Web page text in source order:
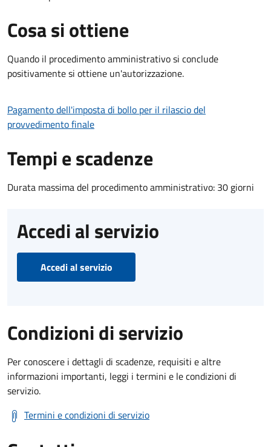
Cosa si ottiene
Quando il procedimento amministrativo si conclude
positivamente si ottiene un'autorizzazione.
Pagamento dell'imposta di bollo per il rilascio del
provvedimento finale
Tempi e scadenze
Durata massima del procedimento amministrativo: 30 giorni
Accedi al servizio
Accedi al servizio
Condizioni di servizio
Per conoscere i dettagli di scadenze, requisiti e altre
informazioni importanti, leggi i termini e le condizioni di
servizio.
Termini e condizioni di servizio